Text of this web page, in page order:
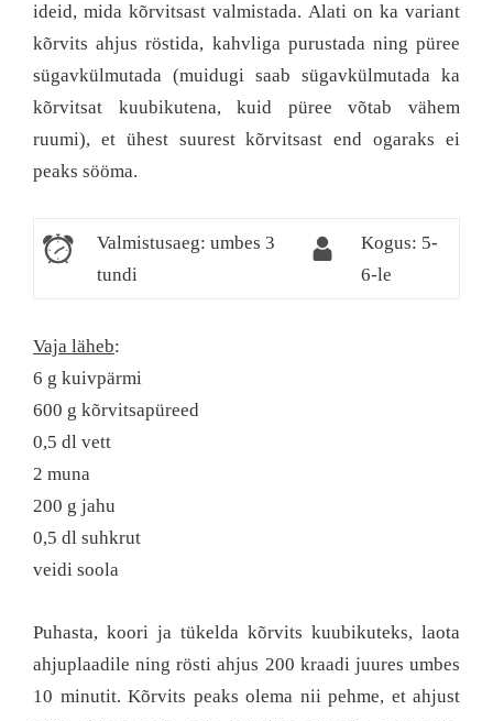
ideid, mida kõrvitsast valmistada. Alati on ka variant
kõrvits ahjus röstida, kahvliga purustada ning püree
sügavkülmutada (muidugi saab sügavkülmutada ka
kõrvitsat kuubikutena, kuid püree võtab vähem
ruumi), et ühest suurest kõrvitsast end ogaraks ei
peaks sööma.
Valmistusaeg: umbes 3
tundi
Kogus: 5-
6-le
Vaja läheb:
6 g kuivpärmi
600 g kõrvitsapüreed
0,5 dl vett
2 muna
200 g jahu
0,5 dl suhkrut
veidi soola
Puhasta, koori ja tükelda kõrvits kuubikuteks, laota
ahjuplaadile ning rösti ahjus 200 kraadi juures umbes
10 minutit. Kõrvits peaks olema nii pehme, et ahjust